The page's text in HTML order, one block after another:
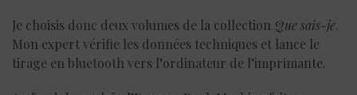
Je choisis donc deux volumes de la collection Que sais-je.
Mon expert vérifie les données techniques et lance le
tirage en bluetooth vers l’ordinateur de l’imprimante.